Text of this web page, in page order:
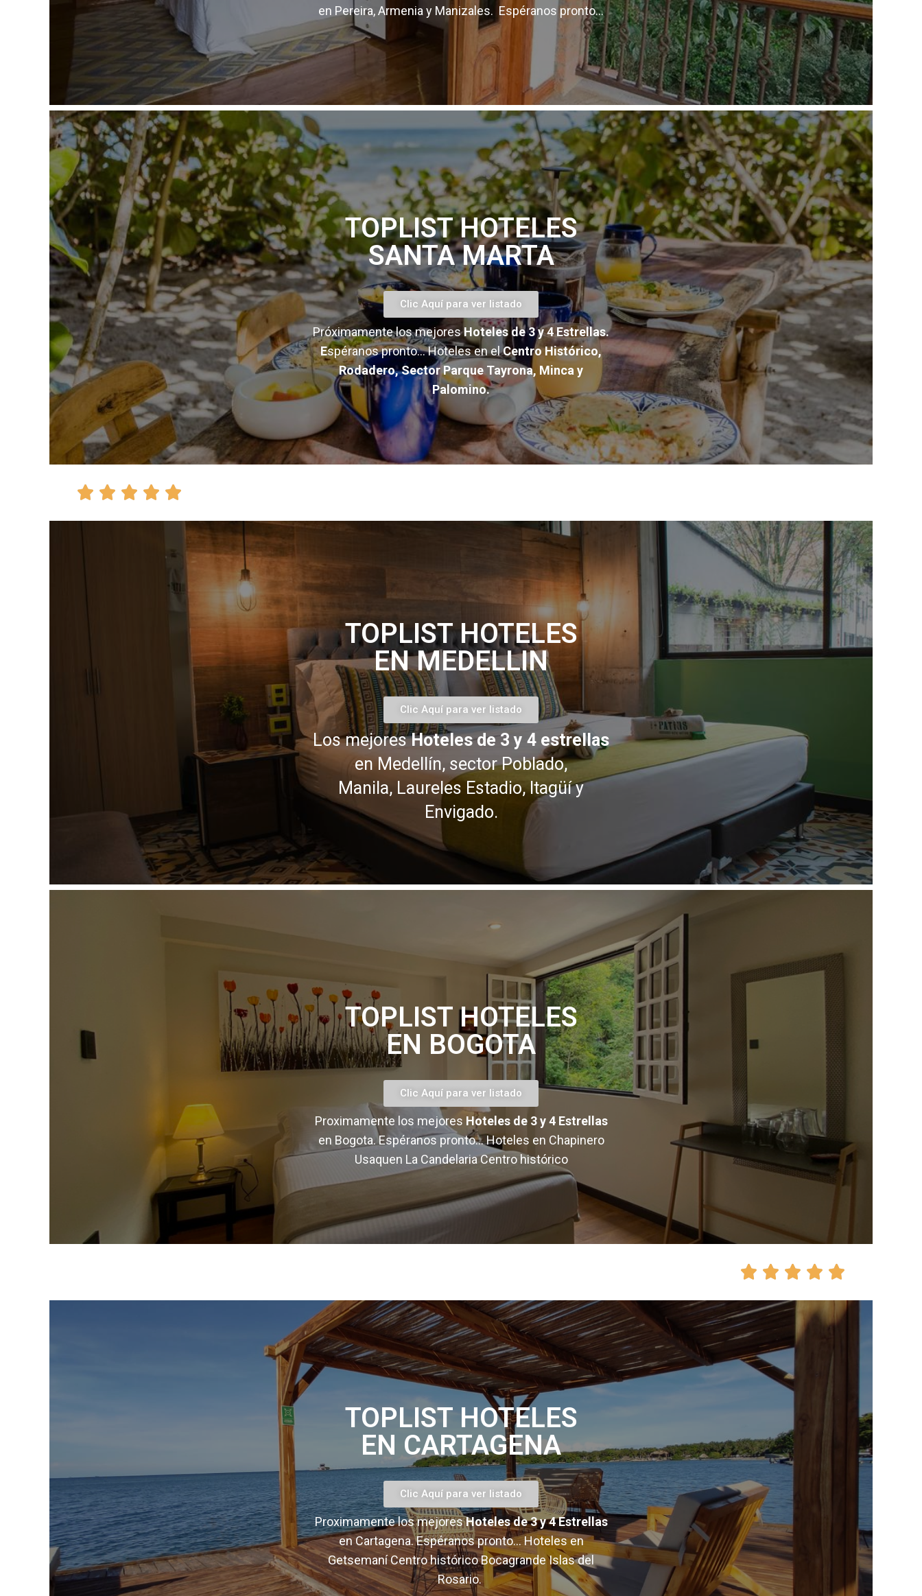
en Pereira, Armenia y Manizales. Espéranos pronto…
TOPLIST HOTELES
SANTA MARTA
Clic Aquí para ver listado
Próximamente los mejoresHoteles de 3 y 4 Estrellas.
Espéranos pronto… Hoteles en elCentro Histórico,
Rodadero, Sector Parque Tayrona, Minca y
Palomino.
    
TOPLIST HOTELES
EN MEDELLIN
Clic Aquí para ver listado
Los mejoresHoteles de 3 y 4 estrellas
en Medellín, sector Poblado,
Manila, Laureles Estadio, Itagüí y
Envigado.
TOPLIST HOTELES
EN BOGOTA
Clic Aquí para ver listado
Proximamente los mejores Hoteles de 3 y 4 Estrellas
en Bogota. Espéranos pronto… Hoteles en Chapinero
Usaquen La Candelaria Centro histórico
    
TOPLIST HOTELES
EN CARTAGENA
Clic Aquí para ver listado
Proximamente los mejoresHoteles de 3 y 4 Estrellas
en Cartagena. Espéranos pronto…Hoteles en
Getsemaní Centro histórico Bocagrande Islas del
Rosario.